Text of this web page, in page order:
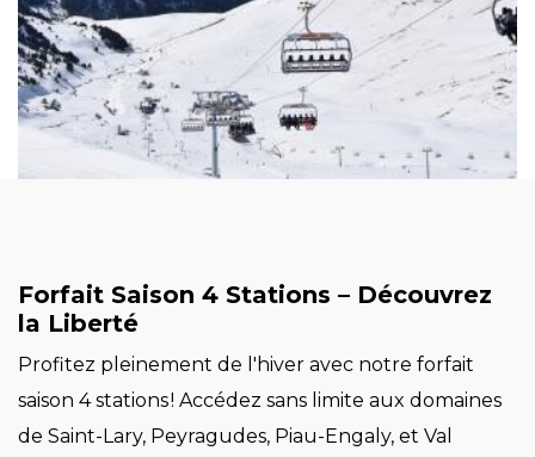
Forfait Saison 4 Stations – Découvrez
la Liberté
Profitez pleinement de l'hiver avec notre forfait
saison 4 stations ! Accédez sans limite aux domaines
de Saint-Lary, Peyragudes, Piau-Engaly, et Val